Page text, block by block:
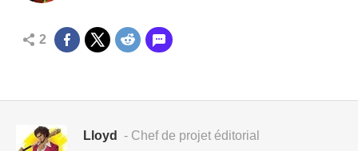
2
Lloyd - Chef de projet éditorial